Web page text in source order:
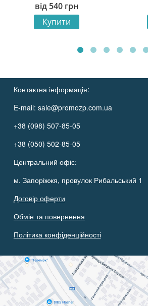
від 540 грн
Купити
Контактна інформація:
E-mail: sale@promozp.com.ua
+38 (098) 507-85-05
+38 (050) 502-85-05
Центральний офіс:
м. Запоріжжя, провулок Рибальський 1
Договір оферти
Обмін та повернення
Політика конфіденційності